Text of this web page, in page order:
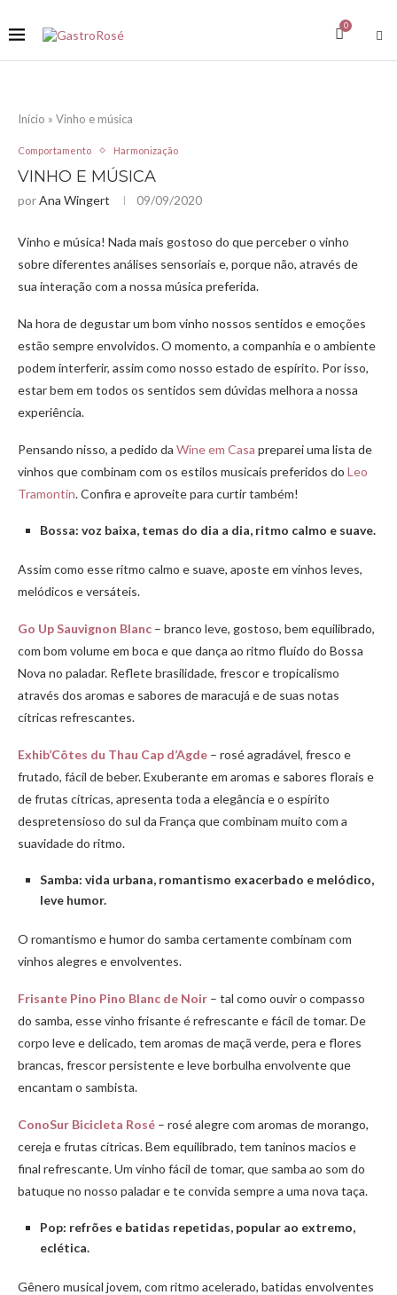
0
Início » Vinho e música
Comportamento Harmonização
VINHO E MÚSICA
porAna Wingert 09/09/2020
Vinho e música! Nada mais gostoso do que perceber o vinho
sobre diferentes análises sensoriais e, porque não, através de
sua interação com a nossa música preferida.
Na hora de degustar um bom vinho nossos sentidos e emoções
estão sempre envolvidos. O momento, a companhia e o ambiente
podem interferir, assim como nosso estado de espírito. Por isso,
estar bem em todos os sentidos sem dúvidas melhora a nossa
experiência.
Pensando nisso, a pedido da Wine em Casa preparei uma lista de
vinhos que combinam com os estilos musicais preferidos do Leo
Tramontin. Confira e aproveite para curtir também!
Bossa: voz baixa, temas do dia a dia, ritmo calmo e suave.
Assim como esse ritmo calmo e suave, aposte em vinhos leves,
melódicos e versáteis.
Go Up Sauvignon Blanc – branco leve, gostoso, bem equilibrado,
com bom volume em boca e que dança ao ritmo fluído do Bossa
Nova no paladar. Reflete brasilidade, frescor e tropicalismo
através dos aromas e sabores de maracujá e de suas notas
cítricas refrescantes.
Exhib’Côtes du Thau Cap d’Agde – rosé agradável, fresco e
frutado, fácil de beber. Exuberante em aromas e sabores florais e
de frutas cítricas, apresenta toda a elegância e o espírito
despretensioso do sul da França que combinam muito com a
suavidade do ritmo.
Samba: vida urbana, romantismo exacerbado e melódico,
leve humor.
O romantismo e humor do samba certamente combinam com
vinhos alegres e envolventes.
Frisante Pino Pino Blanc de Noir – tal como ouvir o compasso
do samba, esse vinho frisante é refrescante e fácil de tomar. De
corpo leve e delicado, tem aromas de maçã verde, pera e flores
brancas, frescor persistente e leve borbulha envolvente que
encantam o sambista.
ConoSur Bicicleta Rosé – rosé alegre com aromas de morango,
cereja e frutas cítricas. Bem equilibrado, tem taninos macios e
final refrescante. Um vinho fácil de tomar, que samba ao som do
batuque no nosso paladar e te convida sempre a uma nova taça.
Pop: refrões e batidas repetidas, popular ao extremo,
eclética.
Gênero musical jovem, com ritmo acelerado, batidas envolventes